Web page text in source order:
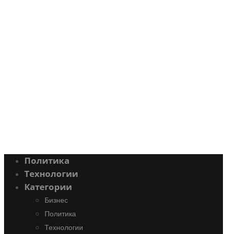
Политика
Технологии
Категории
Бизнес
Политика
Технологии